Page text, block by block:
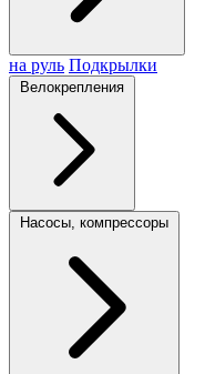
на руль Подкрылки
Велокрепления
Насосы, компрессоры